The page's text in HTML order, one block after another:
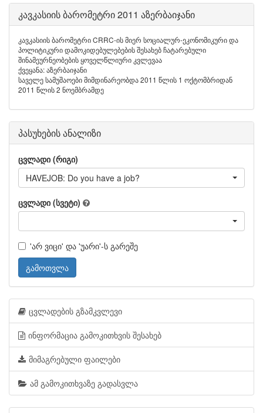
კავკასიის ბარომეტრი 2011 აზერბაიჯანი
კავკასიის ბარომეტრი CRRC-ის მიერ სოციალურ-ეკონომიკური და
პოლიტიკური დამოკიდებულებების შესახებ ჩატარებული
შინამეურნეობების ყოველწლიური კვლევაა
ქვეყანა: აზერბაიჯანი
საველე სამუშაოები მიმდინარეობდა 2011 წლის 1 ოქტომბრიდან
2011 წლის 2 ნოემბრამდე
პასუხების ანალიზი
ცვლადი (რიგი)
HAVEJOB: Do you have a job?
ცვლადი (სვეტი)
'არ ვიცი' და 'უარი'-ს გარეშე
გამოთვლა
ცვლადების გზამკვლევი
ინფორმაცია გამოკითხვის შესახებ
მიმაგრებული ფაილები
ამ გამოკითხვაზე გადასვლა